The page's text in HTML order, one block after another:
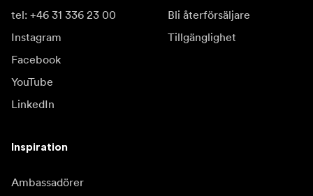
tel: +46 31 336 23 00
Instagram
Facebook
YouTube
LinkedIn
Bli återförsäljare
Tillgänglighet
Inspiration
Ambassadörer